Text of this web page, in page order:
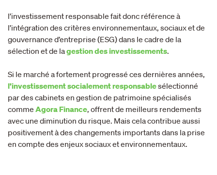
l’investissement responsable fait donc référence à
l’intégration des critères environnementaux, sociaux et de
gouvernance d’entreprise (ESG) dans le cadre de la
sélection et de lagestion des investissements.
Si le marché a fortement progressé ces dernières années,
l’investissement socialement responsablesélectionné
par des cabinets en gestion de patrimoine spécialisés
comme Agora Finance, offrent de meilleurs rendements
avec une diminution du risque. Mais cela contribue aussi
positivement à des changements importants dans la prise
en compte des enjeux sociaux et environnementaux.